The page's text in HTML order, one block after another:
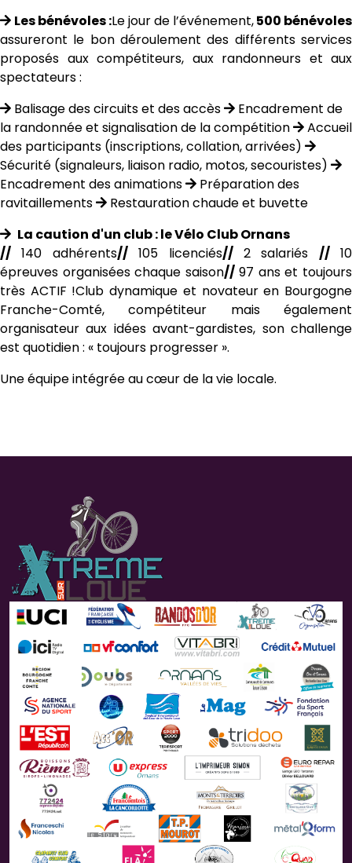
Les bénévoles :Le jour de l’événement,500 bénévoles
assureront le bon déroulement des différents services
proposés aux compétiteurs, aux randonneurs et aux
spectateurs :
Balisage des circuits et des accès
Encadrement de
la randonnée et signalisation de la compétition
Accueil
des participants (inscriptions, collation, arrivées)
Sécurité (signaleurs, liaison radio, motos, secouristes)
Encadrement des animations
Préparation des
ravitaillements
Restauration chaude et buvette
La caution d'un club : le Vélo Club Ornans
// 140 adhérents//105 licenciés//2 salariés //10
épreuves organisées chaque saison//97 ans et toujours
très ACTIF !Club dynamique et novateur en Bourgogne
Franche-Comté, compétiteur mais également
organisateur aux idées avant-gardistes, son challenge
est quotidien : « toujours progresser ».
Une équipe intégrée au cœur de la vie locale.